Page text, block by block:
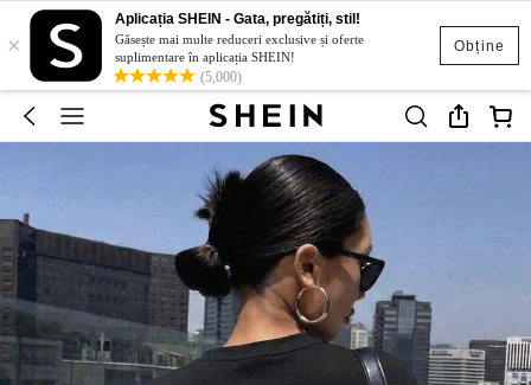
Obține
×
Aplicația SHEIN - Gata, pregătiți, stil!
Găsește mai multe reduceri exclusive și oferte
suplimentare în aplicația SHEIN!
(5,000)